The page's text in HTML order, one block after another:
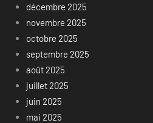
décembre 2025
novembre 2025
octobre 2025
septembre 2025
août 2025
juillet 2025
juin 2025
mai 2025